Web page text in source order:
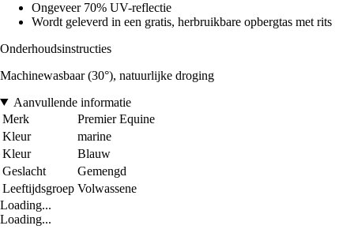
Ongeveer 70% UV-reflectie
Wordt geleverd in een gratis, herbruikbare opbergtas met rits
Onderhoudsinstructies
Machinewasbaar (30°), natuurlijke droging
Aanvullende informatie
Merk
Premier Equine
Kleur
marine
Kleur
Blauw
Geslacht
Gemengd
Leeftijdsgroep Volwassene
Loading...
Loading...